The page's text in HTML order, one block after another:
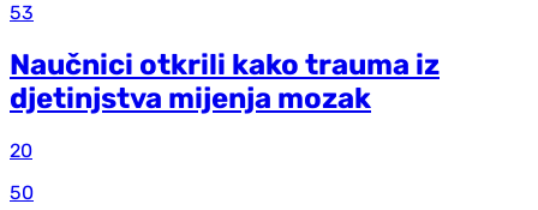
53
Naučnici otkrili kako trauma iz
d‌jetinjstva mijenja mozak
20
50